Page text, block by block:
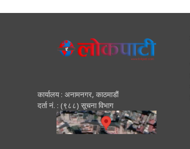
कार्यालय : अनामनगर, काठमाडाैं
दर्ता नं. : (९८८) सूचना विभाग